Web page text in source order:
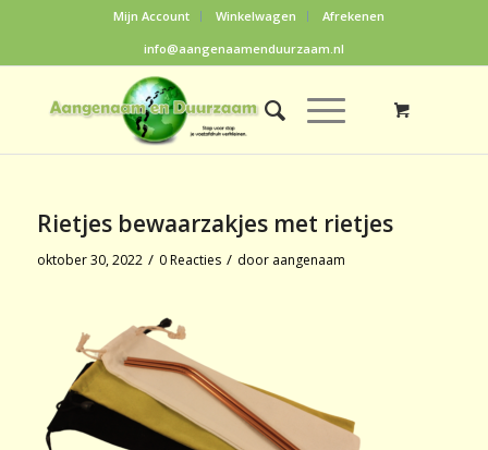
Mijn Account Winkelwagen
Afrekenen
info@aangenaamenduurzaam.nl
Rietjes bewaarzakjes met rietjes
oktober 30, 2022 / 0 Reacties / door aangenaam